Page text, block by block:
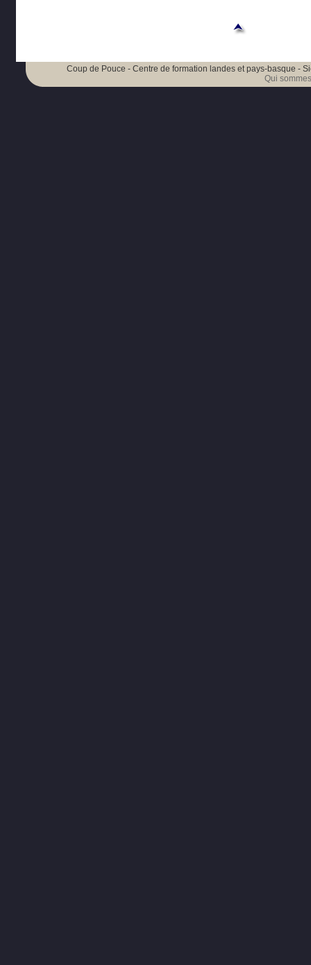
Coup de Pouce - Centre de formation landes et pays-basque -
Qui